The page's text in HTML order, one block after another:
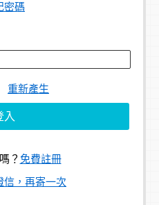
密碼
重新產生
？ 免費註冊
信，再寄一次